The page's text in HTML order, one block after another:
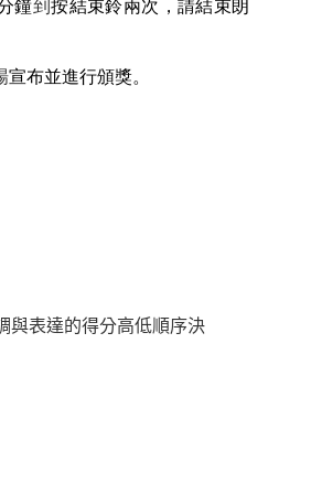
鐘到按結束鈴兩次，請結束朗
宣布並進行頒獎。
與表達的得分高低順序決